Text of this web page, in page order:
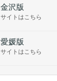
金沢版
サイトはこちら
愛媛版
サイトはこちら